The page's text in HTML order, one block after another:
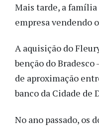
Mais tarde, a
empresa vendendo
A aquisição do
benção do
de aproximação
banco da Cidade de
No ano passado, os